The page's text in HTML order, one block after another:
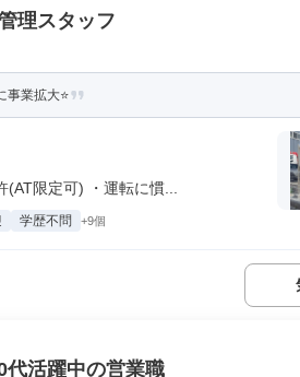
理スタッフ
業拡大⭐
限定可) ・運転に慣...
学歴不問 +9個
代活躍中の営業職